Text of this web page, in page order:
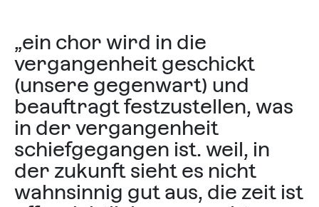
„ein chor wird in die
vergangenheit geschickt
(unsere gegen­wart) und
beauftragt festzustellen, was
in der vergangenheit
schiefgegangen ist. weil, in
der zukunft sieht es nicht
wahnsinnig gut aus, die zeit ist